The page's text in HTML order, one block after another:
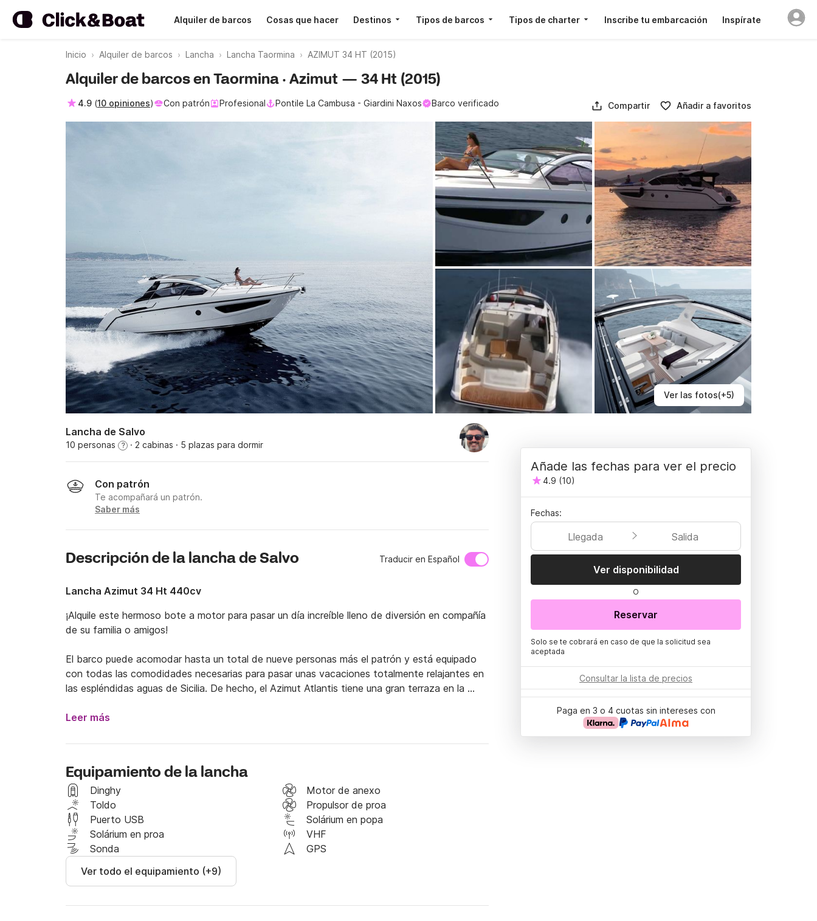
Alquiler de barcos Cosas que hacer Destinos Tipos de barcos Tipos de charter Inscribe tu embarcación Inspírate
Inicio Alquiler de barcos Lancha Lancha Taormina AZIMUT 34 HT (2015)
Ver las fotos(+5)
Alquiler de barcos en Taormina · Azimut — 34 Ht (2015)
4.9 (10 opiniones) Con patrón Profesional Pontile La Cambusa - Giardini Naxos Barco verificado Compartir Añadir a favoritos
Lancha de Salvo
10 personas ? · 2 cabinas · 5 plazas para dormir
Con patrón
Te acompañará un patrón.
Saber más
Descripción de la lancha de Salvo Traducir en Español
Lancha Azimut 34 Ht 440cv
¡Alquile este hermoso bote a motor para pasar un día increíble lleno de diversión en compañía
de su familia o amigos!
El barco puede acomodar hasta un total de nueve personas más el patrón y está equipado
con todas las comodidades necesarias para pasar unas vacaciones totalmente relajantes en
las espléndidas aguas de Sicilia. De hecho, el Azimut Atlantis tiene una gran terraza en la
una mesa grande y cómoda para comer al aire libre, cómodos sofás con cojines, una barra de
agua. Dentro del barco tiene una cocina grande y equipada, con una gran mesa central y
para el patrón para un total de cinco camas.
Al alquilar este barco nuevo, puede descubrir las maravillosas islas Egadi y Eolias y visitar las
calas más hermosas.
El precio del combustible está excluido del precio total del alquiler.
¡No dude en ponerse en contacto conmigo en Click&Boat para obtener más información!
Leer más
Equipamiento de la lancha
Dinghy
Motor de anexo
Toldo
Propulsor de proa
Puerto USB
Solárium en popa
Solárium en proa
VHF
Sonda
GPS
Ver todo el equipamiento (+9)
Añade las fechas para ver el precio
4.9 (10)
Fechas:
Llegada Salida
Ver disponibilidad
O
Reservar
Solo se te cobrará en caso de que la solicitud sea
aceptada
Consultar la lista de precios
Paga en 3 o 4 cuotas sin intereses con